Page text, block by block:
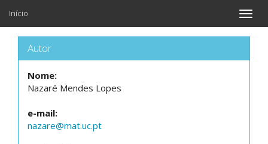
Toggle
Início
Autor
Nome:
Nazaré Mendes Lopes
e-mail:
nazare@mat.uc.pt